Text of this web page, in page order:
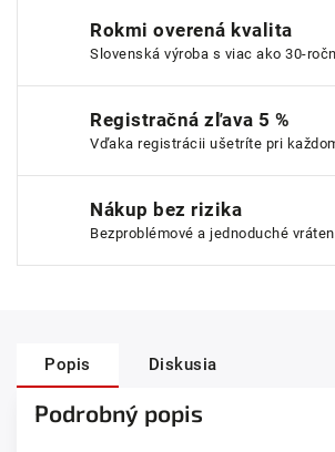
Rokmi overená kvalita
Slovenská výroba s viac ako 30-
Registračná zľava 5 %
Vďaka registrácii ušetríte pri
Nákup bez rizika
Bezproblémové a jednoduché
Popis Diskusia
Podrobný popis